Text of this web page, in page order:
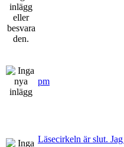
pm
Läsecirkeln är slut.